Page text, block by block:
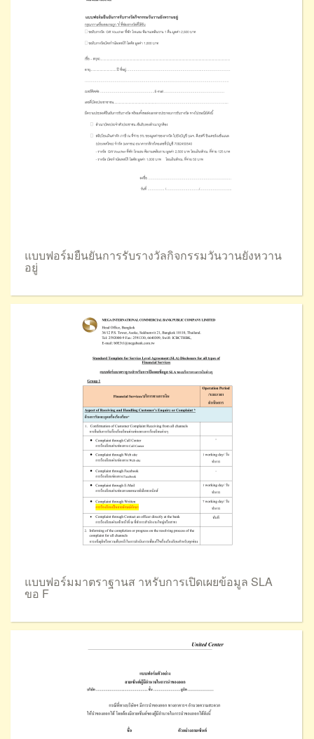
แบบฟอร์มยืนยันการรับรางวัลกิจกรรมวันวานยังหวาน
อยู่
แบบฟอร์มมาตราฐานส าหรับการเปิดเผยข้อมูล SLA
ขอ F